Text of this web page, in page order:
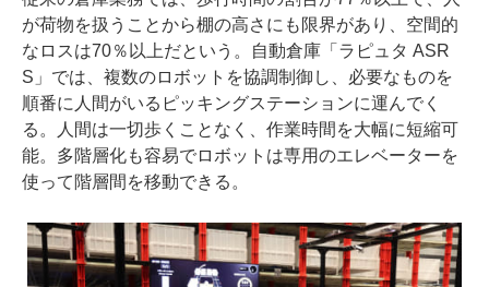
が荷物を扱うことから棚の高さにも限界があり、空間的
なロスは70％以上だという。自動倉庫「ラピュタ ASR
S」では、複数のロボットを協調制御し、必要なものを
順番に人間がいるピッキングステーションに運んでく
る。人間は一切歩くことなく、作業時間を大幅に短縮可
能。多階層化も容易でロボットは専用のエレベーターを
使って階層間を移動できる。